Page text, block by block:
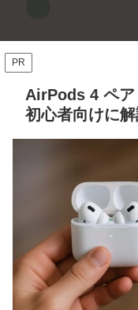
PR
AirPods 4 ペア
初心者向けに